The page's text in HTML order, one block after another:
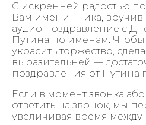
С искренней радостью
Вам именинника, вручив
аудио поздравление с
Путина по именам. Чтобы
украсить торжество,
выразительней —
поздравления от Путина
Если в момент звонка
ответить на звонок, мы
увеличивая время между